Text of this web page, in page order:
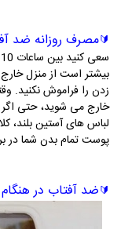
🔰مصرف روزانه ضد
بیشتر است از منزل
زدن را فراموش نکنید.
خارج می شوید، حتی اگر
لباس های آستین بلند،
پوست تمام بدن شما در
🔰ضد آفتاب در